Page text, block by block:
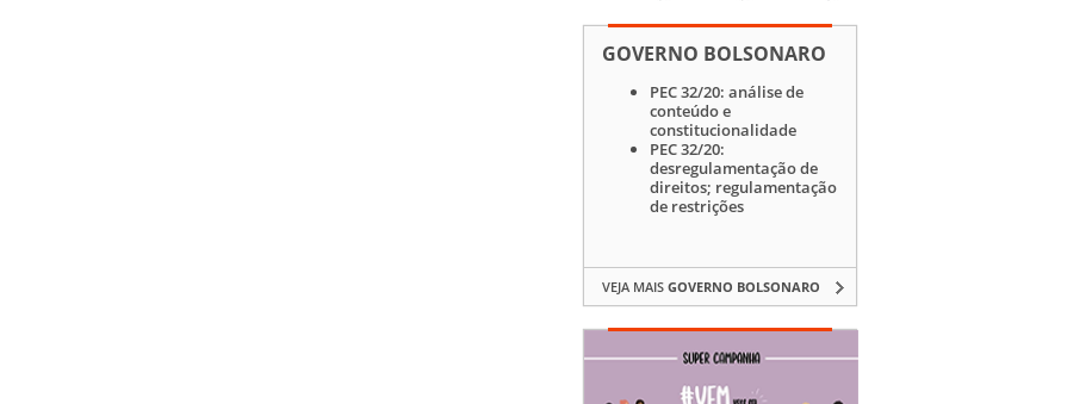
GOVERNO BOLSONARO
PEC 32/20: análise de
conteúdo e
constitucionalidade
PEC 32/20:
desregulamentação de
direitos; regulamentação
de restrições
VEJA MAIS GOVERNO BOLSONARO